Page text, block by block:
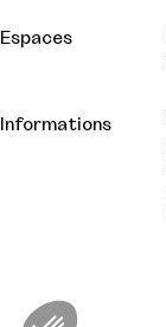
Espaces
Informations